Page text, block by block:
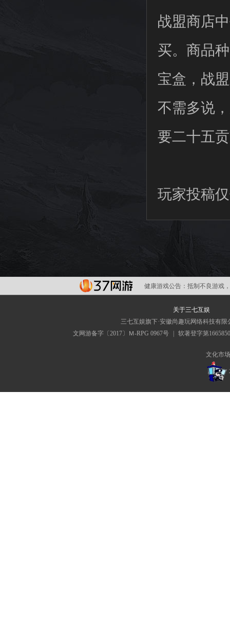
战盟商店
买。商品
宝盒，战
不需多说
要二十五
玩家投稿
健康游戏公告： 抵制不良游戏
关于三七互娱
三七互娱旗下·安徽尚趣玩网络科技有限
文网游备字〔2017〕Ｍ-RPG 0967号
软著登字第
文化市